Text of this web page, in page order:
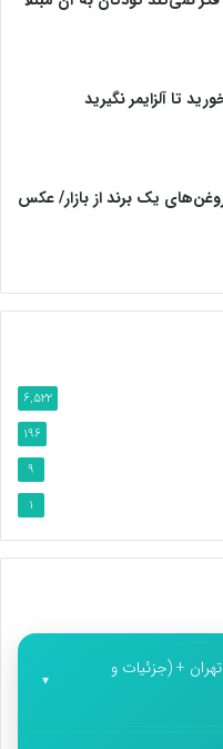
تا آلزایمر نگیرید
یک برند از بازار/ عکس
6,522
196
9
1
بهترین کلینیک های زیبایی در منطقه 1 تهران + (جزئیات و